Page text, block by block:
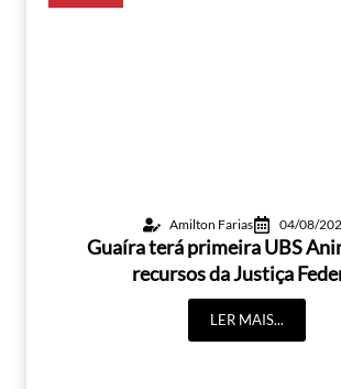
Amilton Farias 04/08/
Guaíra terá primeira UBS
recursos da Justiça
LER MAIS...